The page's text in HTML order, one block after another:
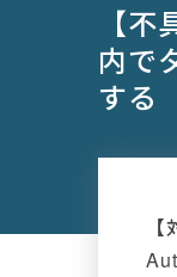
【
内で
する